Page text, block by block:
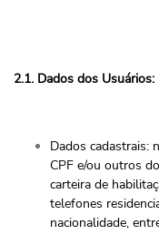
2.1. Dados dos Usuários:
Dados cadastrais:
CPF e/ou outros
carteira de
telefones
nacionalidade,